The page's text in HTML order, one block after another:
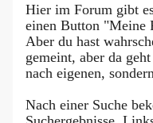
Hier im Forum gibt
einen Button "Meine
Aber du hast
gemeint, aber da
nach eigenen,
Nach einer Suche